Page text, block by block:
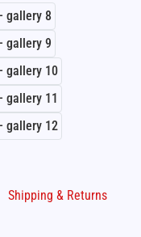
Shipping & Returns